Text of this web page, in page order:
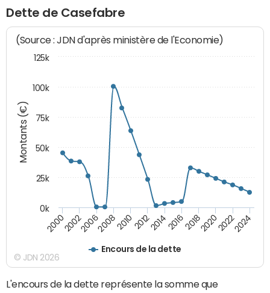
Dette de Casefabre
Montants (€)
(Source : JDN d'après ministère de l'Economie)
Encours de la dette
200020022006200820102012201420162018202020222024
0k
25k
50k
75k
100k
125k
© JDN 2026
L'encours de la dette représente la somme que